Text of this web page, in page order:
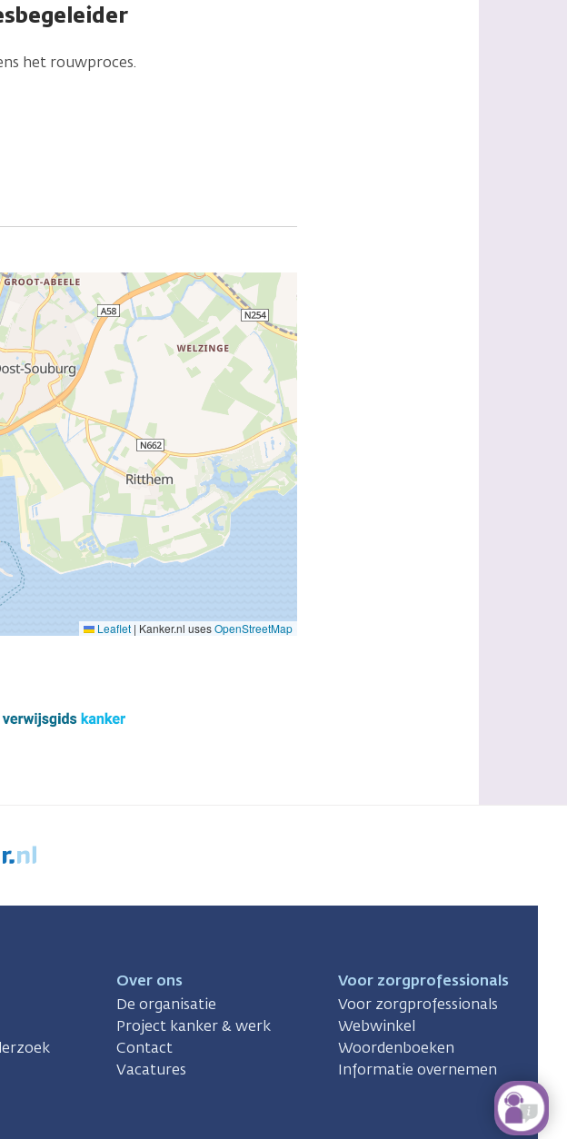
het rouwproces.
Leaflet | Kanker.nl usesOpenStreetMap
Over ons
De organisatie
Project kanker & werk
Contact
Vacatures
Voor zorgprofessionals
Voor zorgprofessionals
Webwinkel
Woordenboeken
Informatie overnemen